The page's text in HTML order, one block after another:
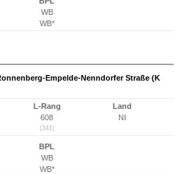
WB
WB*
Empelde-Nenndorfer Straße (K
L-Rang
608
(341)
Land
NI
BPL
WB
WB*